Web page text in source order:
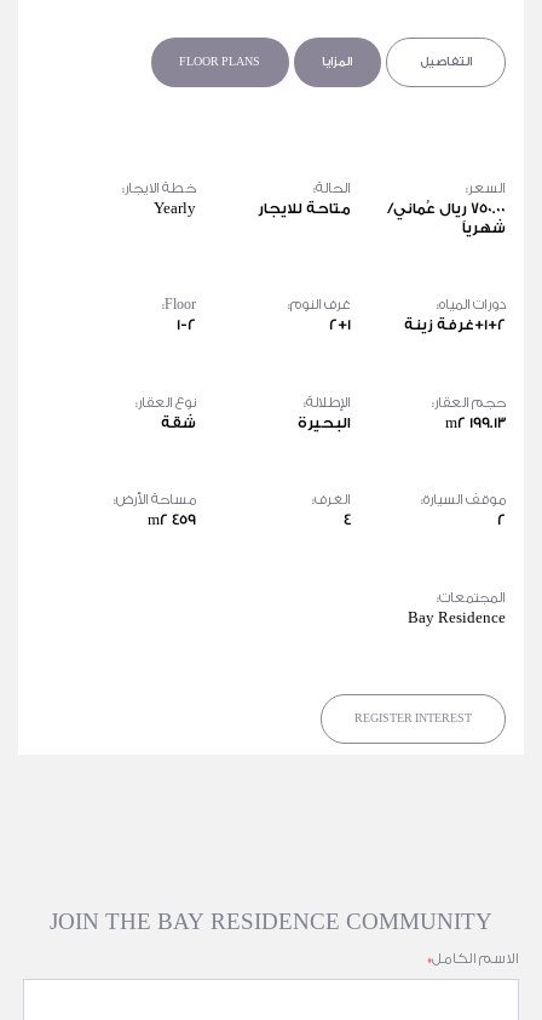
التفاصيل المزايا FLOOR PLANS
السعر:
750.00 ريال عُماني/
شهرياً
الحالة:
متاحة للايجار
خطة الايجار:
Yearly
دورات المياه:
1+2+غرفة زينة
غرف النوم:
2+1
Floor:
1-2
حجم العقار:
199.13 m2
الإطلالة:
البحيرة
نوع العقار:
شقة
موقف السيارة:
2
الغرف:
4
مساحة الأرض:
459 m2
المجتمعات:
Bay Residence
REGISTER INTEREST
JOIN THE BAY RESIDENCE COMMUNITY
الاسم الكامل*